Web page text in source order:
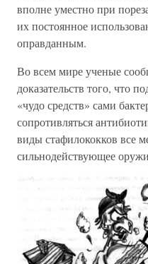
вполне уместно при
их постоянное
оправданным.
Во всем мире ученые
доказательств того, что
«чудо средств» сами
сопротивляться
виды стафилококков все
сильнодействующее